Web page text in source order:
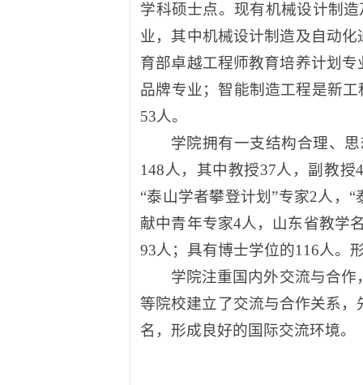
学科硕士点。现有机械设计制
业，其中机械设计制造及自动
育部卓越工程师教育培养计划
品牌专业；智能制造工程是新
53人。
学院拥有一支结构合理、
148人，其中教授37人，副教
“泰山学者攀登计划”专家2人，“
献中青年专家4人，山东省教学
93人；具有博士学位的116人。
学院注重国内外交流与合
等院校建立了交流与合作关系
名，形成良好的国际交流环境。